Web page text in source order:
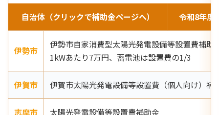
自治体（クリックで補助金ページへ） 令和8年度
伊勢市
伊勢市自家消費型太陽光発電設備等設置費補助
1kWあたり7万円、蓄電池は設置費の1/3
伊賀市 伊賀市太陽光発電設備等設置費（個人向け）補
志摩市 太陽光発電設備等設置費補助金